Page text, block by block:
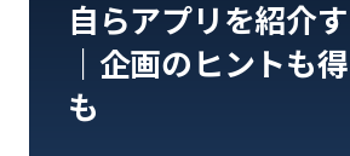
自らアプリを紹介
｜企画のヒントも
も